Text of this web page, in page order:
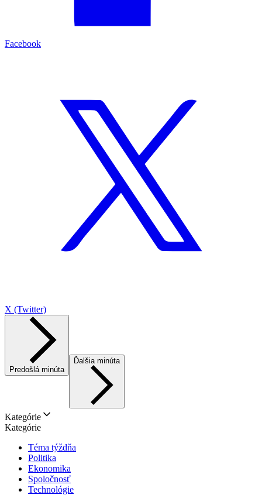
Facebook
X (Twitter)
Predošlá minúta
Ďalšia minúta
Kategórie
Kategórie
Téma týždňa
Politika
Ekonomika
Spoločnosť
Technológie